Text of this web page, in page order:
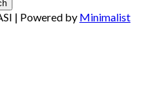
| Powered by Minimalist